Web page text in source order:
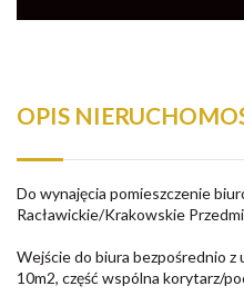
OPIS
Do wynajęcia pomieszczenie
Racławickie/Krakowskie
Wejście do biura bezpośrednio z
10m2, część wspólna korytarz/